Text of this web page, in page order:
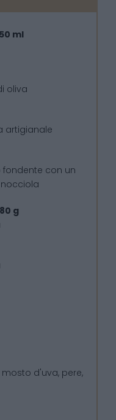
ml
oliva
artigianale
con un
g
d'uva, pere,